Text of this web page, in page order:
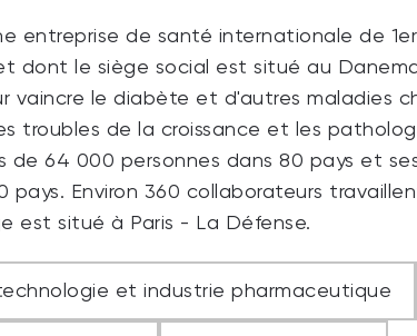
entreprise de santé internationale de
dont le siège social est situé au
vaincre le diabète et d'autres maladies
troubles de la croissance et les
de 64 000 personnes dans 80 pays et
pays. Environ 360 collaborateurs
est situé à Paris - La Défense.
et industrie pharmaceutique